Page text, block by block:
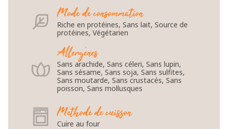
Mode de consommation
Riche en protéines, Sans lait, Source de
protéines, Végétarien
Allergènes
Sans arachide, Sans céleri, Sans lupin,
Sans sésame, Sans soja, Sans sulfites,
Sans moutarde, Sans crustacés, Sans
poisson, Sans mollusques
Méthode de cuisson
Cuire au four